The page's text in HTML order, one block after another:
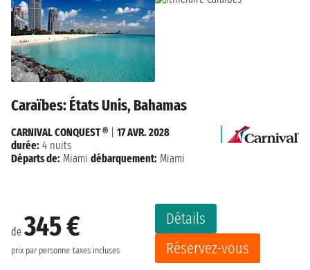
Caraïbes: États Unis, Bahamas
de345 €
prix par personne taxes incluses
Détails
Réservez-vous
CARNIVAL CONQUEST ®
17 AVR. 2028
durée: 4 nuits
Départs de: Miami débarquement: Miami